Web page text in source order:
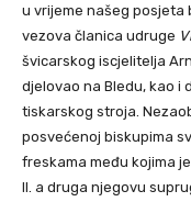
u vrijeme našeg posjeta
vezova članica udruge
švicarskog iscjelitelja
djelovao na Bledu, kao i
tiskarskog stroja.
posvećenoj biskupima
freskama među kojima
II. a druga njegovu